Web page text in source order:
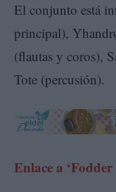
El conjunto está
principal),
(flautas y coros),
Tote (percusión).
Enlace a